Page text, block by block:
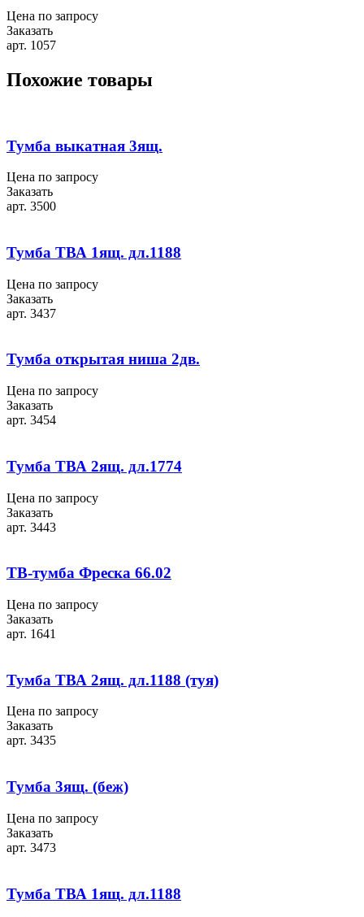
Цена по запросу
Заказать
арт. 1057
Похожие товары
Тумба выкатная 3ящ.
Цена по запросу
Заказать
арт. 3500
Тумба ТВА 1ящ. дл.1188
Цена по запросу
Заказать
арт. 3437
Тумба открытая ниша 2дв.
Цена по запросу
Заказать
арт. 3454
Тумба ТВА 2ящ. дл.1774
Цена по запросу
Заказать
арт. 3443
ТВ-тумба Фреска 66.02
Цена по запросу
Заказать
арт. 1641
Тумба ТВА 2ящ. дл.1188 (туя)
Цена по запросу
Заказать
арт. 3435
Тумба 3ящ. (беж)
Цена по запросу
Заказать
арт. 3473
Тумба ТВА 1ящ. дл.1188